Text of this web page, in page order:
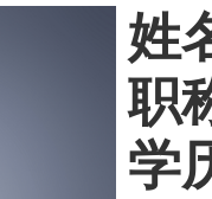
姓
职
学